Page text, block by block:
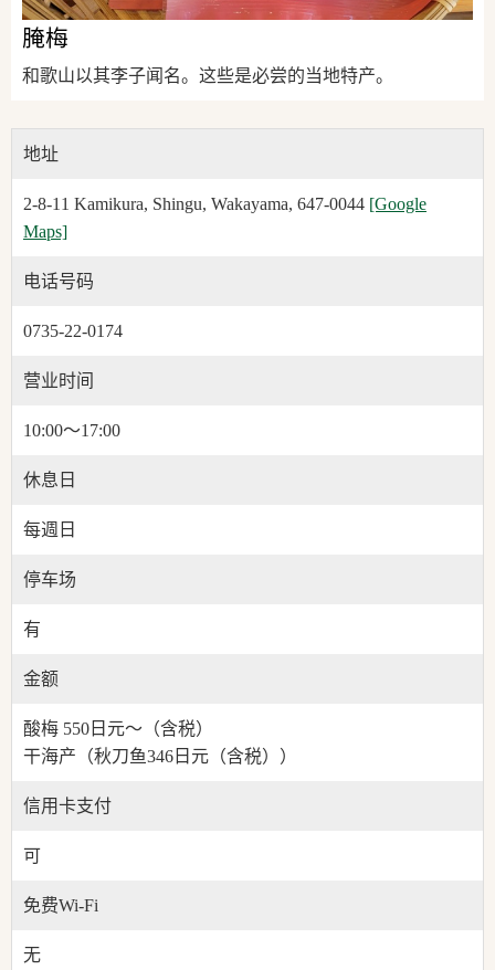
腌梅
和歌山以其李子闻名。这些是必尝的当地特产。
地址
2-8-11 Kamikura, Shingu, Wakayama, 647-0044 [Google
Maps]
电话号码
0735-22-0174
营业时间
10:00～17:00
休息日
每週日
停车场
有
金额
酸梅 550日元～（含税）
干海产（秋刀鱼346日元（含税））
信用卡支付
可
免费Wi-Fi
无